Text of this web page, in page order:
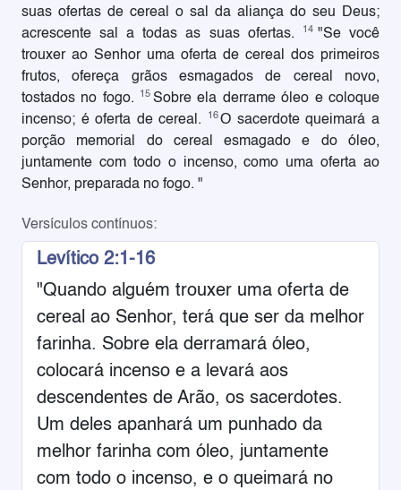
suas ofertas de cereal o sal da aliança do seu Deus;
acrescente sal a todas as suas ofertas.
14 "Se você
trouxer ao Senhor uma oferta de cereal dos primeiros
frutos, ofereça grãos esmagados de cereal novo,
tostados no fogo.
15 Sobre ela derrame óleo e coloque
incenso; é oferta de cereal.
16 O sacerdote queimará a
porção memorial do cereal esmagado e do óleo,
juntamente com todo o incenso, como uma oferta ao
Senhor, preparada no fogo. "
Versículos contínuos:
Levítico 2:1-16
"Quando alguém trouxer uma oferta de
cereal ao Senhor, terá que ser da melhor
farinha. Sobre ela derramará óleo,
colocará incenso e a levará aos
descendentes de Arão, os sacerdotes.
Um deles apanhará um punhado da
melhor farinha com óleo, juntamente
com todo o incenso, e o queimará no